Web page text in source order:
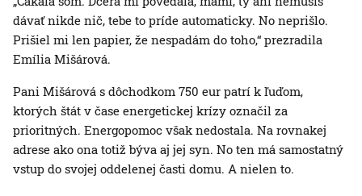
dávať nikde nič, tebe to príde automaticky. No neprišlo.
Prišiel mi len papier, že nespadám do toho,“ prezradila
Emília Mišárová.
Pani Mišárová s dôchodkom 750 eur patrí k ľuďom,
ktorých štát v čase energetickej krízy označil za
prioritných. Energopomoc však nedostala. Na rovnakej
adrese ako ona totiž býva aj jej syn. No ten má samostatný
vstup do svojej oddelenej časti domu. A nielen to.